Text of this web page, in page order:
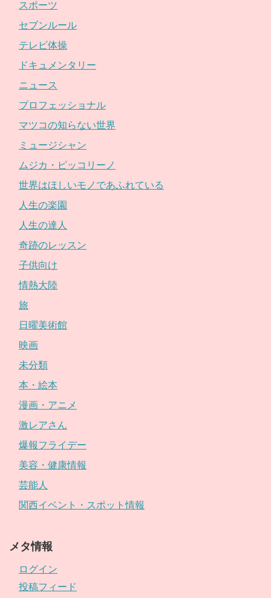
スポーツ
セブンルール
テレビ体操
ドキュメンタリー
ニュース
プロフェッショナル
マツコの知らない世界
ミュージシャン
ムジカ・ピッコリーノ
世界はほしいモノであふれている
人生の楽園
人生の達人
奇跡のレッスン
子供向け
情熱大陸
旅
日曜美術館
映画
未分類
本・絵本
漫画・アニメ
激レアさん
爆報フライデー
美容・健康情報
芸能人
関西イベント・スポット情報
メタ情報
ログイン
投稿フィード